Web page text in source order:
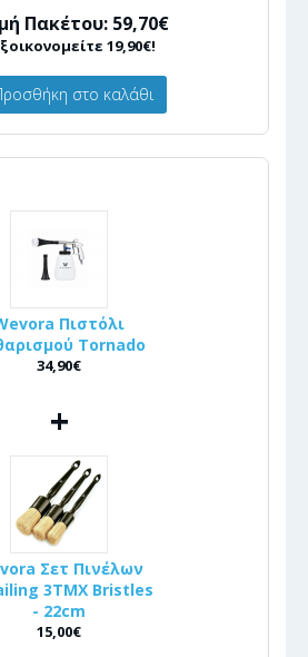
Πακέτου: 59,70€
19,90€!
στο καλάθι
Πιστόλι
Tornado
34,90€
+
Σετ Πινέλων
3ΤΜΧ Bristles
- 22cm
15,00€